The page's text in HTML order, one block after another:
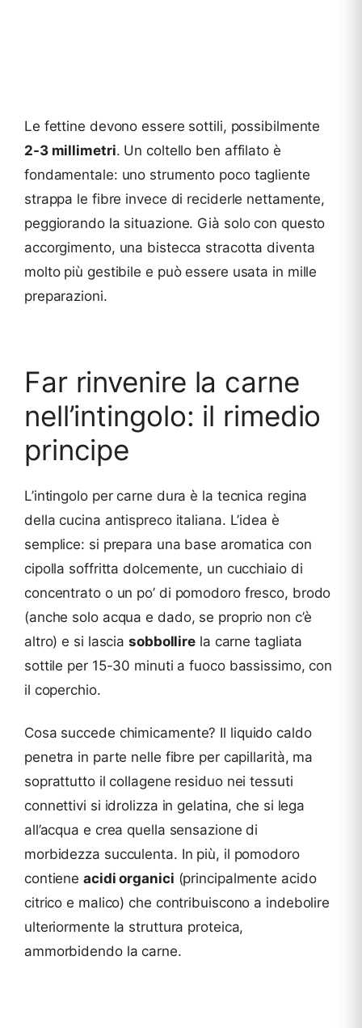
Le fettine devono essere sottili, possibilmente
2-3 millimetri. Un coltello ben affilato è
fondamentale: uno strumento poco tagliente
strappa le fibre invece di reciderle nettamente,
peggiorando la situazione. Già solo con questo
accorgimento, una bistecca stracotta diventa
molto più gestibile e può essere usata in mille
preparazioni.
Far rinvenire la carne
nell’intingolo: il rimedio
principe
L’intingolo per carne dura è la tecnica regina
della cucina antispreco italiana. L’idea è
semplice: si prepara una base aromatica con
cipolla soffritta dolcemente, un cucchiaio di
concentrato o un po’ di pomodoro fresco, brodo
(anche solo acqua e dado, se proprio non c’è
altro) e si lasciasobbollire la carne tagliata
sottile per 15-30 minuti a fuoco bassissimo, con
il coperchio.
Cosa succede chimicamente? Il liquido caldo
penetra in parte nelle fibre per capillarità, ma
soprattutto il collagene residuo nei tessuti
connettivi si idrolizza in gelatina, che si lega
all’acqua e crea quella sensazione di
morbidezza succulenta. In più, il pomodoro
contieneacidi organici (principalmente acido
citrico e malico) che contribuiscono a indebolire
ulteriormente la struttura proteica,
ammorbidendo la carne.